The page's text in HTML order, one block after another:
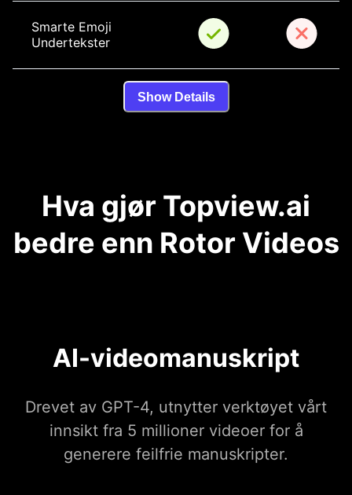
Smarte Emoji
Undertekster
Show Details
Hva gjør Topview.ai
bedre enn Rotor Videos
AI-videomanuskript
Drevet av GPT-4, utnytter verktøyet vårt
innsikt fra 5 millioner videoer for å
generere feilfrie manuskripter.